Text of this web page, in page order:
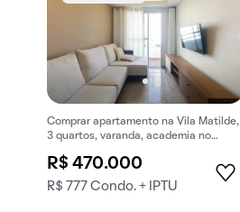
Comprar apartamento na Vila Matilde,
3 quartos, varanda, academia no
R$ 470.000
R$ 777 Condo. + IPTU